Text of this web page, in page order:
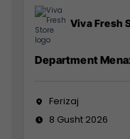
Viva Fresh
Department
Ferizaj
8 Gusht 2026